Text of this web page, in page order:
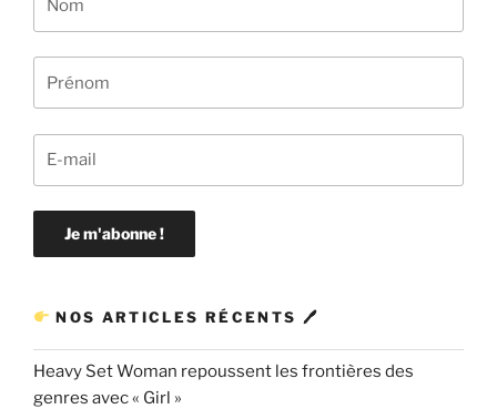
NOS ARTICLES RÉCENTS 🖊
Heavy Set Woman repoussent les frontières des
genres avec « Girl »